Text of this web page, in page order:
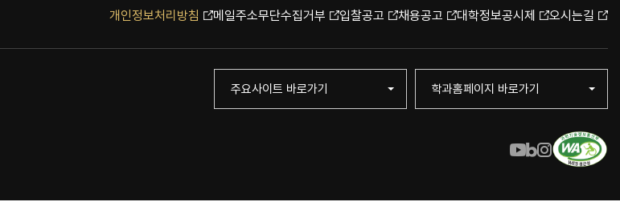
개인정보처리방침 메일주소무단수집거부 입찰공고 채용공고 대학정보공시제 오시는길
주요사이트 바로가기 학과홈페이지 바로가기